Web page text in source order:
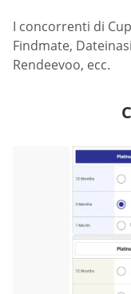
I concorrenti di
Findmate,
Rendeevoo, ecc.